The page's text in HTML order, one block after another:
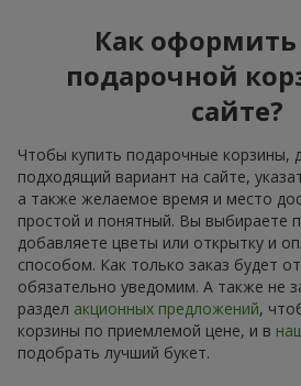
Как оформить
подарочной
сайте?
Чтобы купить подарочные корзины,
подходящий вариант на сайте,
а также желаемое время и место
простой и понятный. Вы выбираете
добавляете цветы или открытку и
способом. Как только заказ будет
обязательно уведомим. А также не
раздел акционных предложений,
корзины по приемлемой цене, и в
подобрать лучший букет.